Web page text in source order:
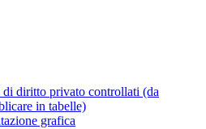
di diritto privato controllati (da
in tabelle)
grafica